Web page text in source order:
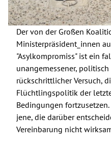
Der von der Großen
Ministerpräsident_innen
"Asylkompromiss" ist ein
unangemessener,
rückschrittlicher Versuch,
Flüchtlingspolitik der
Bedingungen
jene, die darüber
Vereinbarung nicht